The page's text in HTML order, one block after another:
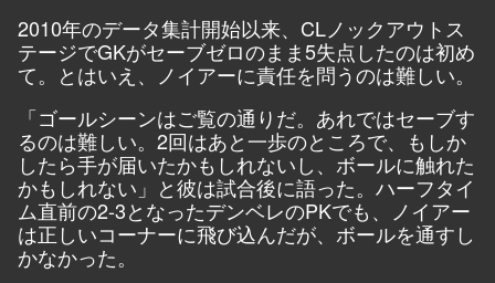
2010年のデータ集計開始以来、CLノックアウトス
テージでGKがセーブゼロのまま5失点したのは初め
て。とはいえ、ノイアーに責任を問うのは難しい。
「ゴールシーンはご覧の通りだ。あれではセーブす
るのは難しい。2回はあと一歩のところで、もしか
したら手が届いたかもしれないし、ボールに触れた
かもしれない」と彼は試合後に語った。ハーフタイ
ム直前の2-3となったデンベレのPKでも、ノイアー
は正しいコーナーに飛び込んだが、ボールを通すし
かなかった。